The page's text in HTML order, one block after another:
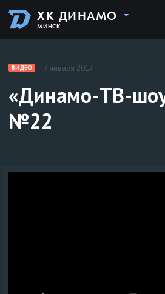
ХК ДИНАМО
МИНСК
ВИДЕО 7 января 2017
«Динамо-ТВ-
№22